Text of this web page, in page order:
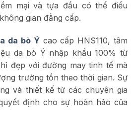
mại và tựa đầu có thể điều
gian đẳng cấp.
da bò Ýcao cấp HNS110, tâm
da bò Ý nhập khẩu 100% từ
đẹp với đường may tinh tế mà
trường tồn theo thời gian. Sự
và thiết kế từ các chuyên gia
định cho sự hoàn hảo của